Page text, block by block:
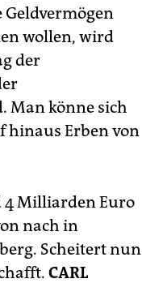
wollen, wird
der
Man könne sich
hinaus Erben von
4 Milliarden Euro
nach in
Scheitert nun
CARL